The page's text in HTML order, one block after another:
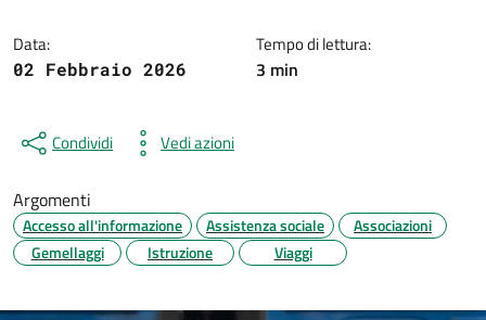
Data:
02 Febbraio 2026
Tempo di lettura:
3 min
Condividi Vedi azioni
Argomenti
Accesso all'informazione Assistenza sociale
Associazioni
Gemellaggi
Istruzione Viaggi